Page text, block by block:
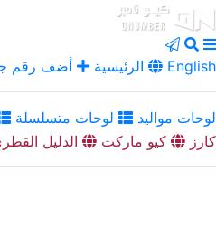
الرئيسية أضف رقم English
لوحات مواليد لوحات متسلسلة
كارز
كيو ماركت الدليل